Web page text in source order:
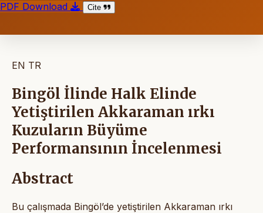
PDF Download
Cite
EN TR
Bingöl İlinde Halk Elinde
Yetiştirilen Akkaraman ırkı
Kuzuların Büyüme
Performansının İncelenmesi
Abstract
Bu çalışmada Bingöl’de yetiştirilen Akkaraman ırkı